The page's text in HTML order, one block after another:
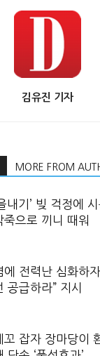
김유진 기자
MORE FROM
내기’ 빚 걱정에
죽으로 끼니 때워
에 전력난 심화하
공급하라” 지시
꼬 잡자 장마당이